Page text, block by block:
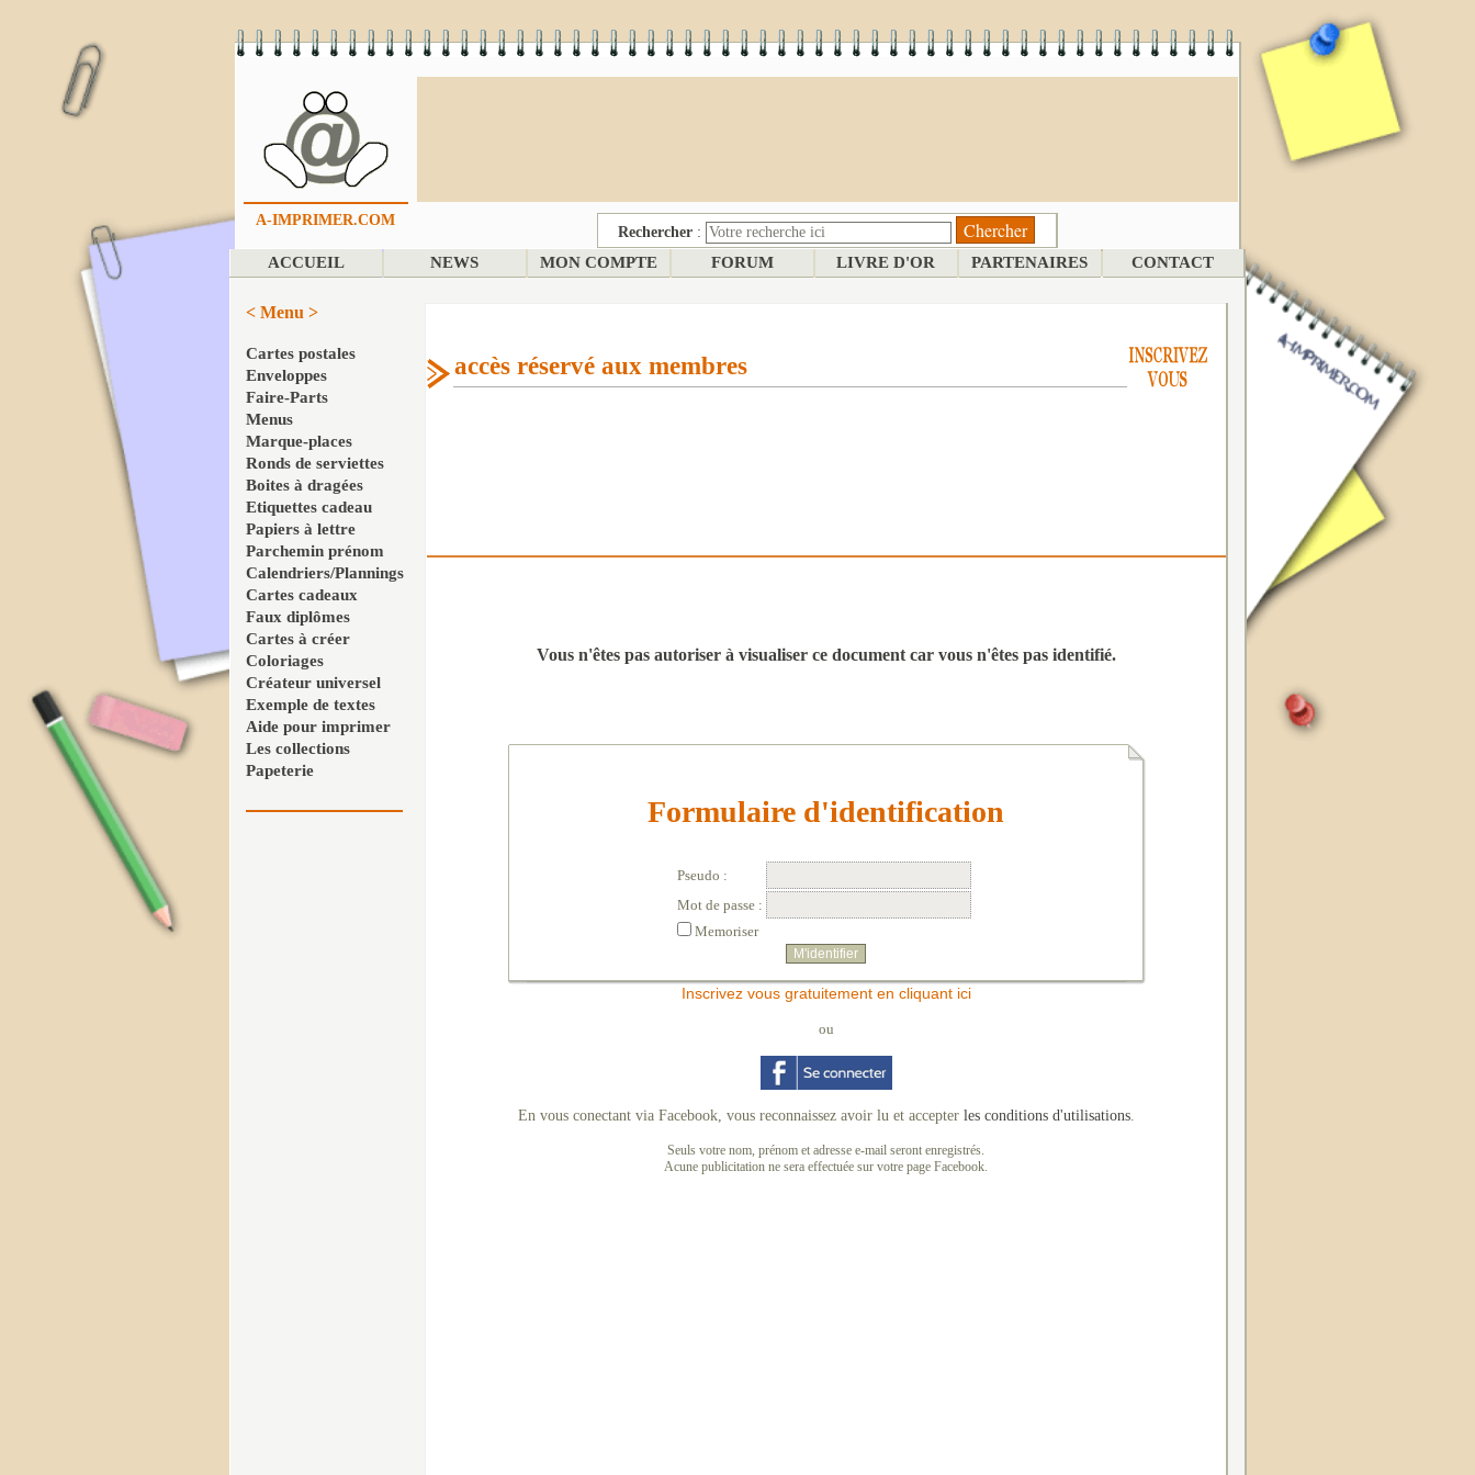
A-IMPRIMER.COM
Rechercher :
ACCUEIL NEWS MON COMPTE FORUM LIVRE D'OR PARTENAIRES CONTACT
< Menu >
Cartes postales
Enveloppes
Faire-Parts
Menus
Marque-places
Ronds de serviettes
Boites à dragées
Etiquettes cadeau
Papiers à lettre
Parchemin prénom
Calendriers/Plannings
Cartes cadeaux
Faux diplômes
Cartes à créer
Coloriages
Créateur universel
Exemple de textes
Aide pour imprimer
Les collections
Papeterie
accès réservé aux membres
Vous n'êtes pas autoriser à visualiser ce document car vous n'êtes pas identifié.
Formulaire d'identification
Pseudo :
Mot de passe :
Memoriser
Inscrivez vous gratuitement en cliquant ici
ou
En vous conectant via Facebook, vous reconnaissez avoir lu et accepter les conditions d'utilisations.
Seuls votre nom, prénom et adresse e-mail seront enregistrés.
Acune publicitation ne sera effectuée sur votre page Facebook.